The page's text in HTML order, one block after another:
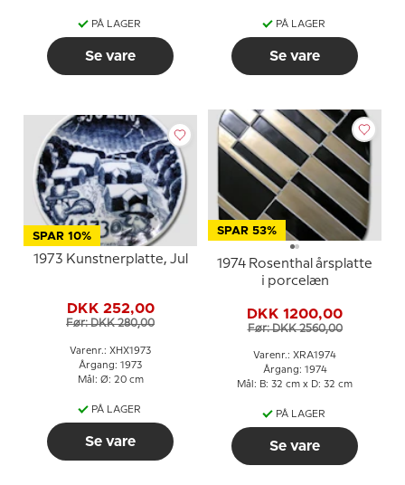
PÅ LAGER
Se vare
PÅ LAGER
Se vare
SPAR 10%
1973 Kunstnerplatte, Jul
DKK 252,00
Før: DKK 280,00
Varenr.: XHX1973
Årgang: 1973
Mål: Ø: 20 cm
PÅ LAGER
Se vare
SPAR 53%
1974 Rosenthal årsplatte
i porcelæn
DKK 1200,00
Før: DKK 2560,00
Varenr.: XRA1974
Årgang: 1974
Mål: B: 32 cm x D: 32 cm
PÅ LAGER
Se vare